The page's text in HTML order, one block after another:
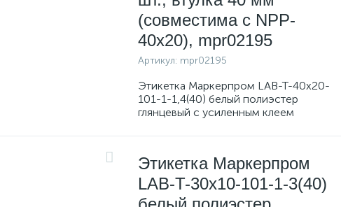
(совместима с NPP-
40x20), mpr02195
Артикул: mpr02195
Этикетка Маркерпром LAB-T-40x20-
101-1-1,4(40) белый полиэстер
глянцевый с усиленным клеем
Этикетка Маркерпром
LAB-T-30x10-101-1-3(40)